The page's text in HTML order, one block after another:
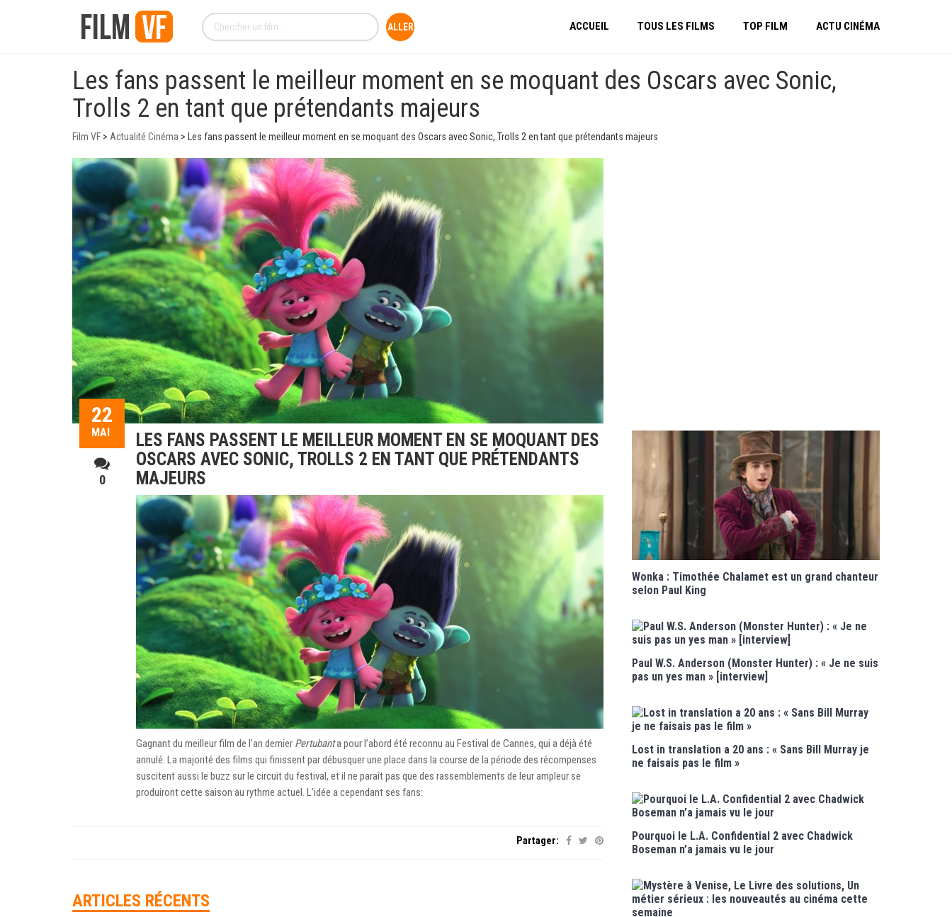
ACCUEIL TOUS LES FILMS TOP FILM ACTU CINÉMA
Les fans passent le meilleur moment en se moquant des Oscars avec Sonic,
Trolls 2 en tant que prétendants majeurs
Film VF > Actualité Cinéma > Les fans passent le meilleur moment en se moquant des Oscars avec Sonic, Trolls 2 en tant que prétendants majeurs
22
MAI
0
LES FANS PASSENT LE MEILLEUR MOMENT EN SE MOQUANT DES
OSCARS AVEC SONIC, TROLLS 2 EN TANT QUE PRÉTENDANTS
MAJEURS
Gagnant du meilleur film de l’an dernier Pertubanta pour l’abord été reconnu au Festival de Cannes, qui a déjà été
annulé. La majorité des films qui finissent par débusquer une place dans la course de la période des récompenses
suscitent aussi le buzz sur le circuit du festival, et il ne paraît pas que des rassemblements de leur ampleur se
produiront cette saison au rythme actuel. L’idée a cependant ses fans:
Partager:
ARTICLES RÉCENTS
Wonka : Timothée Chalamet est un grand chanteur
selon Paul King
Paul W.S. Anderson (Monster Hunter) : « Je ne suis
pas un yes man » [interview]
Lost in translation a 20 ans : « Sans Bill Murray je
ne faisais pas le film »
Pourquoi le L.A. Confidential 2 avec Chadwick
Boseman n’a jamais vu le jour